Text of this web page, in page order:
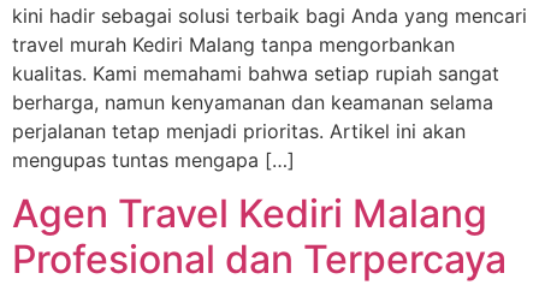
kini hadir sebagai solusi terbaik bagi Anda yang mencari
travel murah Kediri Malang tanpa mengorbankan
kualitas. Kami memahami bahwa setiap rupiah sangat
berharga, namun kenyamanan dan keamanan selama
perjalanan tetap menjadi prioritas. Artikel ini akan
mengupas tuntas mengapa […]
Agen Travel Kediri Malang
Profesional dan Terpercaya